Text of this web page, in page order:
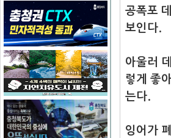
공폭포
보인다.
아울러
렇게 좋
는다.
잉어가